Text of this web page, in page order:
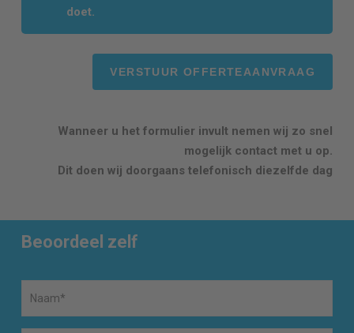
doet.
Wanneer u het formulier invult nemen wij zo snel
mogelijk contact met u op.
Dit doen wij doorgaans telefonisch diezelfde dag
Beoordeel zelf